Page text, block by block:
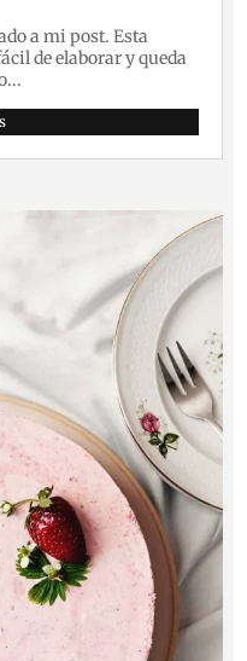
a mi post. Esta
de elaborar y queda